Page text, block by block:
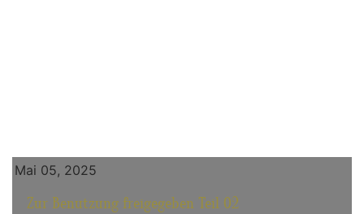
Mai 05, 2025
Zur Benutzung freigegeben Teil 02